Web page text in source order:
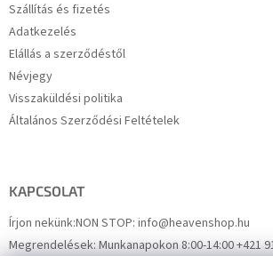
Szállítás és fizetés
Adatkezelés
Elállás a szerződéstől
Névjegy
Visszaküldési politika
Általános Szerződési Feltételek
KAPCSOLAT
Írjon nekünk:NON STOP: info@heavenshop.hu
Megrendelések:Munkanapokon 8:00-14:00 +421